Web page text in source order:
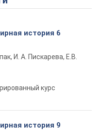
история 6
И. А. Пискарева, Е.В.
курс
история 9